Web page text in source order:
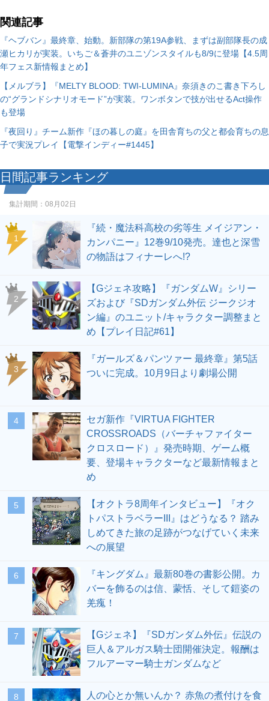
関連記事
『ヘブバン』最終章、始動。新部隊の第19A参戦、まずは副部隊長の成
瀬ヒカリが実装。いちご＆蒼井のユニゾンスタイルも8/9に登場【4.5周
年フェス新情報まとめ】
【メルブラ】『MELTY BLOOD: TWI-LUMINA』奈須きのこ書き下ろし
の“グランドシナリオモード”が実装。ワンボタンで技が出せるAct操作
も登場
『夜回り』チーム新作『ほの暮しの庭』を田舎育ちの父と都会育ちの息
子で実況プレイ【電撃インディー#1445】
日間記事ランキング
集計期間： 08月02日
1
『続・魔法科高校の劣等生 メイジアン・
カンパニー』12巻9/10発売。達也と深雪
の物語はフィナーレへ!?
2
【Gジェネ攻略】『ガンダムW』シリー
ズおよび『SDガンダム外伝 ジークジオ
ン編』のユニット/キャラクター調整まと
め【プレイ日記#61】
3
『ガールズ＆パンツァー 最終章』第5話
ついに完成。10月9日より劇場公開
4
セガ新作『VIRTUA FIGHTER
CROSSROADS（バーチャファイター
クロスロード）』発売時期、ゲーム概
要、登場キャラクターなど最新情報まと
め
5
【オクトラ8周年インタビュー】『オク
トパストラベラーIII』はどうなる？ 踏み
しめてきた旅の足跡がつなげていく未来
への展望
6
『キングダム』最新80巻の書影公開。カ
バーを飾るのは信、蒙恬、そして鎧姿の
羌瘣！
7
【Gジェネ】『SDガンダム外伝』伝説の
巨人＆アルガス騎士団開催決定。報酬は
フルアーマー騎士ガンダムなど
8 人の心とか無いんか？ 赤魚の煮付けを食